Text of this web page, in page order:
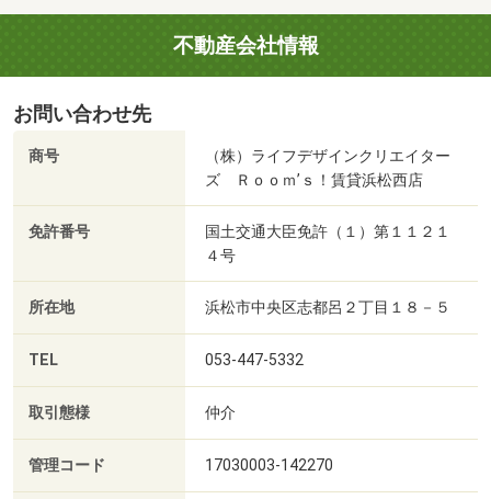
不動産会社情報
お問い合わせ先
商号
（株）ライフデザインクリエイター
ズ Ｒｏｏｍ’ｓ！賃貸浜松西店
免許番号
国土交通大臣免許（１）第１１２１
４号
所在地 浜松市中央区志都呂２丁目１８－５
TEL 053-447-5332
取引態様 仲介
管理コード 17030003-142270